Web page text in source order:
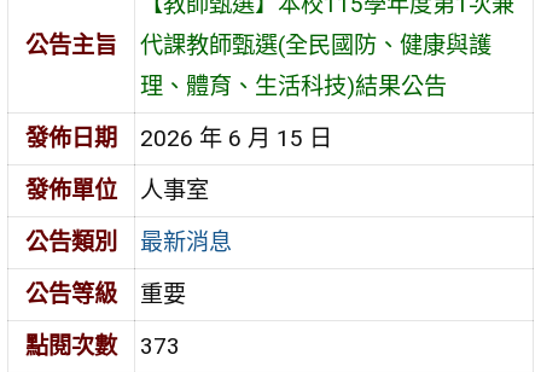
公告主旨
代課教師甄選(全民國防、健康與護
理、體育、生活科技)結果公告
發佈日期
2026 年 6 月 15 日
發佈單位
人事室
公告類別
最新消息
公告等級
重要
點閱次數
373